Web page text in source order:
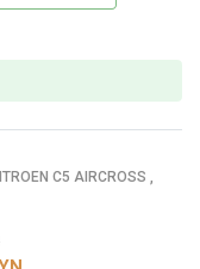
C5 AIRCROSS ,